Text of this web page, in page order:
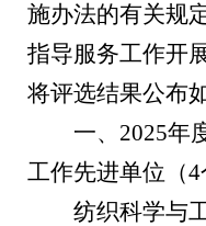
施办法的有关规
指导服务工作开
将评选结果公布
一、 2025年
工作先进单位（4
纺织科学与